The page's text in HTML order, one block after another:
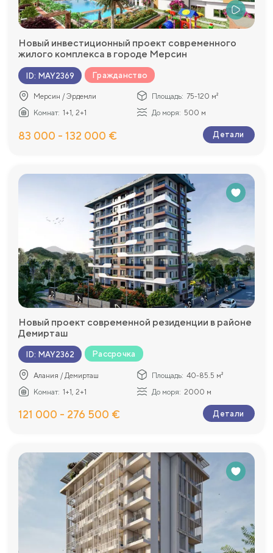
Новый инвестиционный проект современного
жилого комплекса в городе Мерсин
ID: MAY2369 Гражданство
Мерсин / Эрдемли Площадь: 75-120 м²
Комнат: 1+1, 2+1 До моря: 500 м
83 000 - 132 000 € Детали
Новый проект современной резиденции в районе
Демирташ
ID: MAY2362 Рассрочка
Алания / Демирташ Площадь: 40-85.5 м²
Комнат: 1+1, 2+1 До моря: 2000 м
121 000 - 276 500 € Детали